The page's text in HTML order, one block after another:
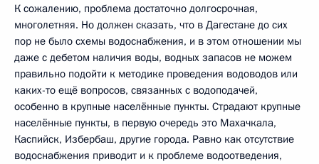
К сожалению, проблема достаточно долгосрочная,
многолетняя. Но должен сказать, что в Дагестане до сих
пор не было схемы водоснабжения, и в этом отношении мы
даже с дебетом наличия воды, водных запасов не можем
правильно подойти к методике проведения водоводов или
каких-то ещё вопросов, связанных с водоподачей,
особенно в крупные населённые пункты. Страдают крупные
населённые пункты, в первую очередь это Махачкала,
Каспийск, Избербаш, другие города. Равно как отсутствие
водоснабжения приводит и к проблеме водоотведения,